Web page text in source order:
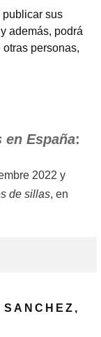
sus
además, podrá
personas,
en España:
2022 y
de sillas, en